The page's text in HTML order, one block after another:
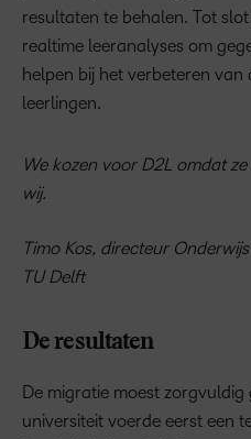
resultaten te behalen. Tot
realtime leeranalyses om
helpen bij het verbeteren
leerlingen.
We kozen voor D2L omdat
wij.
Timo Kos, directeur
TU Delft
De resultaten
De migratie moest
universiteit voerde eerst een